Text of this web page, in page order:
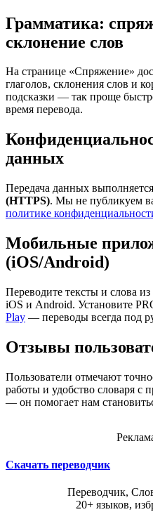
Грамматика:
склонение слов
На странице «Спряжение»
глаголов, склонения слов и
подсказки — так проще
время перевода.
данных
Передача данных
(HTTPS). Мы не публикуем
политике
Мобильные
(iOS/Android)
Переводите тексты и слова из
iOS и Android. Установите
Play — переводы всегда под
Отзывы
Пользователи отмечают
работы и удобство словаря с
— он помогает нам
Скачать переводчик
Переводчик,
20+ языков,